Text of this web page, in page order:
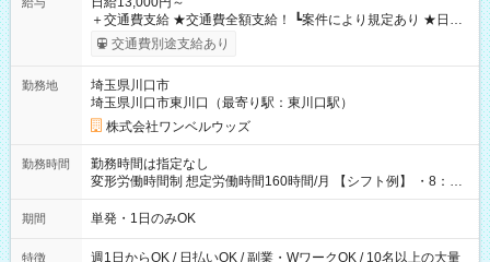
＋交通費支給 ★交通費全額支給！ ┗案件により規定あり ★日払
いOK！（規定あり） ┗働いたその日に現金GET♪ お仕事後はコ
ンビニATMから 日払い分を引き落とせます！ 【試用期間】試
交通費別途支給あり
勤務地
埼玉県川口市
埼玉県川口市東川口（最寄り駅：東川口駅）
株式会社ワンベルウッズ
勤務時間
勤務時間は指定なし
変形労働時間制 想定労働時間160時間/月 【シフト例】 ・8：00
～21：00
期間 単発・1日のみOK
特徴
週1日からOK / 日払いOK / 副業・WワークOK / 10名以上の大量